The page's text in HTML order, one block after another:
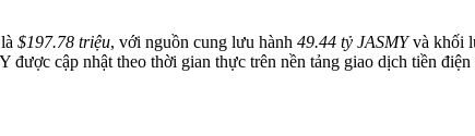
$197.78 triệu, với nguồn cung lưu hành 49.44 tỷ JASMYvà khối
cập nhật theo thời gian thực trên nền tảng giao dịch tiền